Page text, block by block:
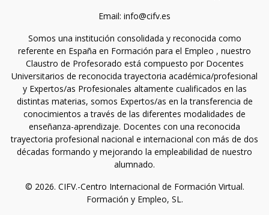
Email: info@cifv.es
Somos una institución consolidada y reconocida como
referente en España en Formación para el Empleo , nuestro
Claustro de Profesorado está compuesto por Docentes
Universitarios de reconocida trayectoria académica/profesional
y Expertos/as Profesionales altamente cualificados en las
distintas materias, somos Expertos/as en la transferencia de
conocimientos a través de las diferentes modalidades de
enseñanza-aprendizaje. Docentes con una reconocida
trayectoria profesional nacional e internacional con más de dos
décadas formando y mejorando la empleabilidad de nuestro
alumnado.
© 2026. CIFV.-Centro Internacional de Formación Virtual.
Formación y Empleo, SL.